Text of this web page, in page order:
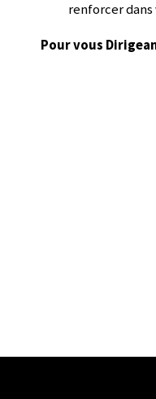
renforcer
Pour vous